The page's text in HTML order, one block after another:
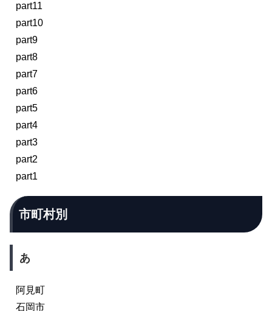
part11
part10
part9
part8
part7
part6
part5
part4
part3
part2
part1
市町村別
あ
阿見町
石岡市